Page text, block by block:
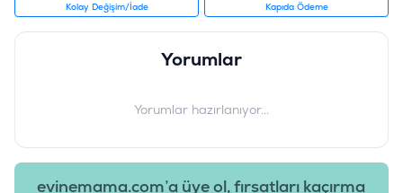
Kolay Değişim/İade Kapıda Ödeme
Yorumlar
Yorumlar hazırlanıyor...
evinemama.com’a üye ol, fırsatları kaçırma